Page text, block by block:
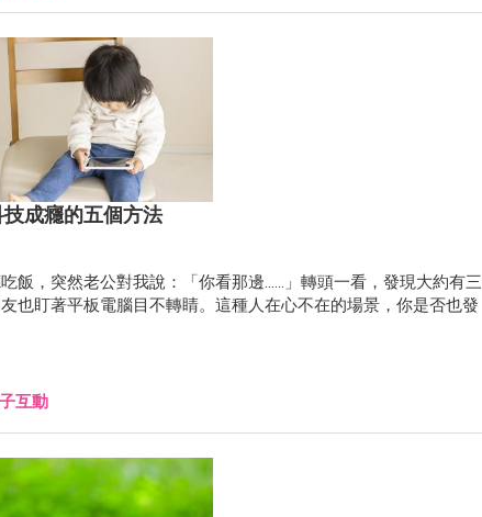
成癮的五個方法
飯，突然老公對我說：「你看那邊......」轉頭一看，發現大約有三
也盯著平板電腦目不轉睛。這種人在心不在的場景，你是否也發
互動